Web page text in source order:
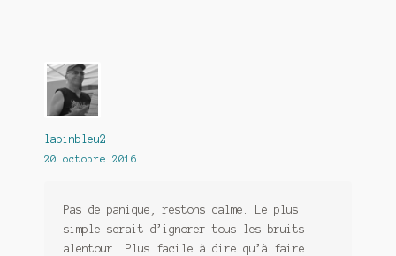
lapinbleu2
20 octobre 2016
Pas de panique, restons calme. Le plus
simple serait d’ignorer tous les bruits
alentour. Plus facile à dire qu’à faire.